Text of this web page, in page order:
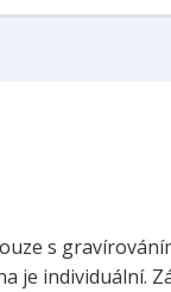
s
je individuální.